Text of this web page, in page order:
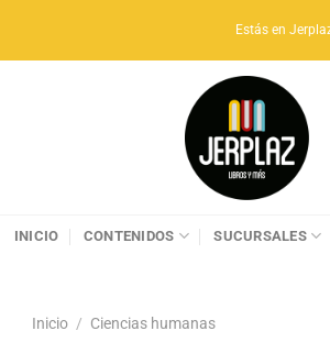
Estás en
INICIO CONTENIDOS SUCURSALES
Inicio / Ciencias humanas